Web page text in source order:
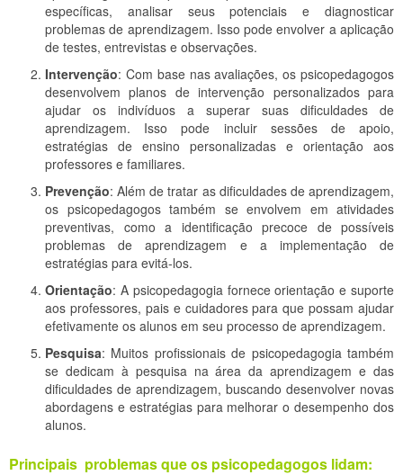
específicas, analisar seus potenciais e diagnosticar
problemas de aprendizagem. Isso pode envolver a aplicação
de testes, entrevistas e observações.
Intervenção: Com base nas avaliações, os psicopedagogos
desenvolvem planos de intervenção personalizados para
ajudar os indivíduos a superar suas dificuldades de
aprendizagem. Isso pode incluir sessões de apoio,
estratégias de ensino personalizadas e orientação aos
professores e familiares.
Prevenção: Além de tratar as dificuldades de aprendizagem,
os psicopedagogos também se envolvem em atividades
preventivas, como a identificação precoce de possíveis
problemas de aprendizagem e a implementação de
estratégias para evitá-los.
Orientação: A psicopedagogia fornece orientação e suporte
aos professores, pais e cuidadores para que possam ajudar
efetivamente os alunos em seu processo de aprendizagem.
Pesquisa: Muitos profissionais de psicopedagogia também
se dedicam à pesquisa na área da aprendizagem e das
dificuldades de aprendizagem, buscando desenvolver novas
abordagens e estratégias para melhorar o desempenho dos
alunos.
Principais problemas que os psicopedagogos lidam: